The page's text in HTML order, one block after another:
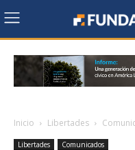
Inicio Libertades
Libertades Comunicados